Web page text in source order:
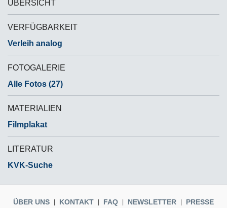
ÜBERSICHT
VERFÜGBARKEIT
Verleih analog
FOTOGALERIE
Alle Fotos (27)
MATERIALIEN
Filmplakat
LITERATUR
KVK-Suche
ÜBER UNS KONTAKT FAQ NEWSLETTER PRESSE